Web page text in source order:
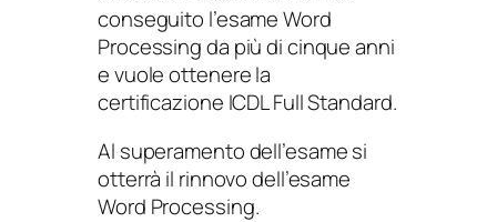
d
a
t
e
q
u
a
n
conseguito l’esame Word
Processing da più di cinque anni
e vuole ottenere la
certificazione ICDL Full Standard.
Al superamento dell’esame si
otterrà il rinnovo dell’esame
Word Processing.